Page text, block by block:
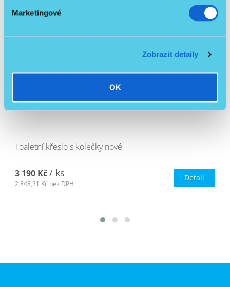
Marketingové
Zobrazit detaily
OK
Nový produkt
Toaletní křeslo s kolečky nové
3 190 Kč/ ks
2 848,21 Kč bez DPH
Detail